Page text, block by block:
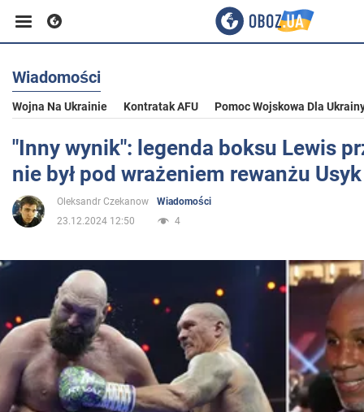
Biznes
Sport
Rozrywka
Polityka
Społeczeństwo
Wojna na Ukrainie
Wiadomości
Wojna Na Ukrainie Kontratak AFU Pomoc Wojskowa Dla
"Inny wynik": legenda boksu Lewis
nie był pod wrażeniem rewanżu
Oleksandr Czekanow
Wiadomości
23.12.2024 12:50
4